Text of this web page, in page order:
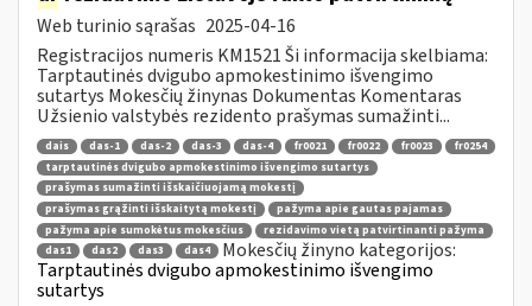
Web turinio sąrašas 2025-04-16
Registracijos numeris KM1521 Ši informacija skelbiama:
Tarptautinės dvigubo apmokestinimo išvengimo
sutartys Mokesčių žinynas Dokumentas Komentaras
Užsienio valstybės rezidento prašymas sumažinti...
dais das-1 das-2 das-3 das-4 fr0021 fr0022 fr0023
fr0254
tarptautinės dvigubo apmokestinimo išvengimo sutartys
prašymas sumažinti išskaičiuojamą mokestį
prašymas grąžinti išskaitytą mokestį
pažyma apie gautas pajamas
pažyma apie sumokėtus mokesčius
rezidavimo vietą patvirtinanti pažyma
das1
das2 das3 das4
Mokesčių žinyno kategorijos:
Tarptautinės dvigubo apmokestinimo išvengimo
sutartys